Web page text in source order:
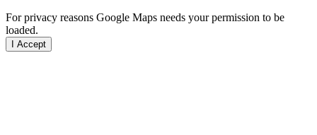
For privacy reasons Google Maps needs your permission to be
loaded.
I Accept